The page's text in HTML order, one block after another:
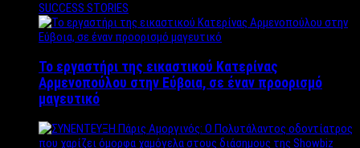
SUCCESS STORIES
Το εργαστήρι της εικαστικού Κατερίνας
Αρμενοπούλου στην Εύβοια, σε έναν προορισμό
μαγευτικό